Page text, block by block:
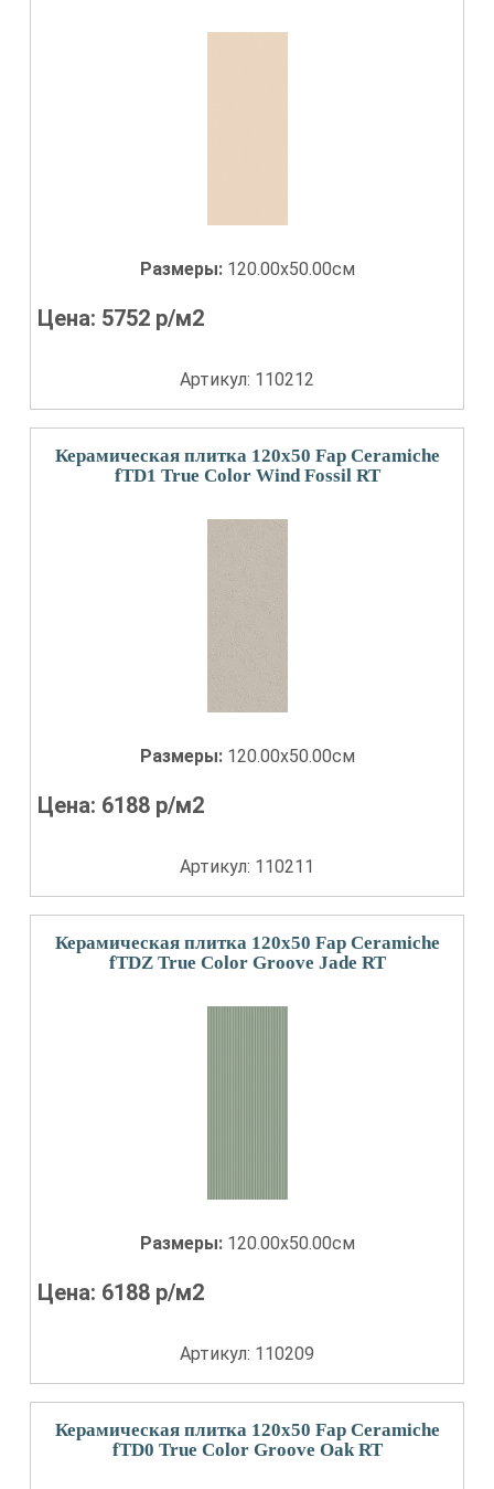
Размеры: 120.00x50.00см
Цена: 5752 р/м2
Артикул: 110212
Керамическая плитка 120x50 Fap Ceramiche
fTD1 True Color Wind Fossil RT
Размеры: 120.00x50.00см
Цена: 6188 р/м2
Артикул: 110211
Керамическая плитка 120x50 Fap Ceramiche
fTDZ True Color Groove Jade RT
Размеры: 120.00x50.00см
Цена: 6188 р/м2
Артикул: 110209
Керамическая плитка 120x50 Fap Ceramiche
fTD0 True Color Groove Oak RT